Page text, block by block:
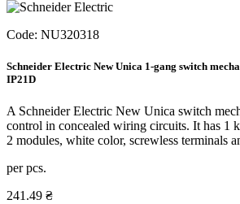
Code: NU320318
Schneider Electric New Unica 1-gang switch
IP21D
A Schneider Electric New Unica switch
control in concealed wiring circuits. It has 1
2 modules, white color, screwless terminals
per pcs.
241.49 ₴